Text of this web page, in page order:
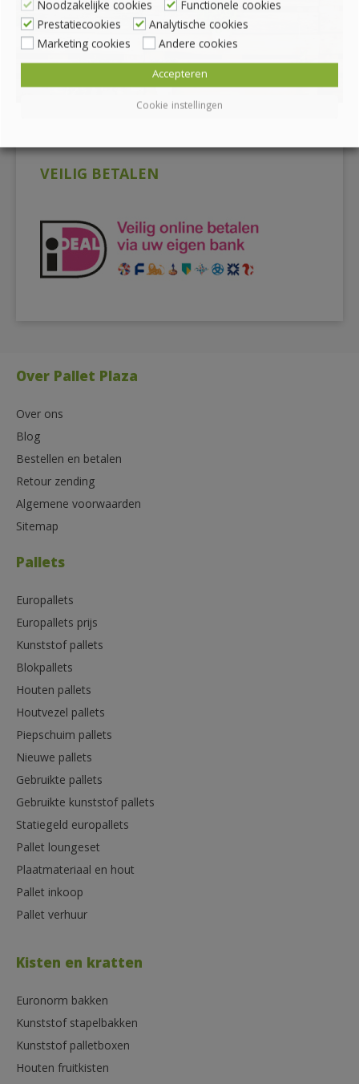
VEILIG BETALEN
Over Pallet Plaza
Over ons
Blog
Bestellen en betalen
Retour zending
Algemene voorwaarden
Sitemap
Pallets
Europallets
Europallets prijs
Kunststof pallets
Blokpallets
Houten pallets
Houtvezel pallets
Piepschuim pallets
Nieuwe pallets
Gebruikte pallets
Gebruikte kunststof pallets
Statiegeld europallets
Pallet loungeset
Plaatmateriaal en hout
Pallet inkoop
Pallet verhuur
Kisten en kratten
Euronorm bakken
Kunststof stapelbakken
Kunststof palletboxen
Houten fruitkisten
Noodzakelijke cookies
Functionele cookies
Prestatiecookies
Analytische cookies
Marketing cookies
Andere cookies
Cookie instellingen
Accepteren